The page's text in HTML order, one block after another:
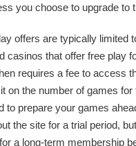
you choose to upgrade to
offers are typically limited
casinos that offer free play
requires a fee to access
on the number of games for
to prepare your games
the site for a trial period,
a long-term membership